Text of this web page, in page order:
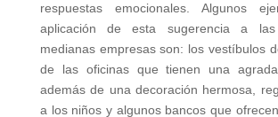
respuestas emocionales. Algunos
aplicación de esta sugerencia a
medianas empresas son: los vestíbulos
de las oficinas que tienen una
además de una decoración hermosa,
a los niños y algunos bancos que